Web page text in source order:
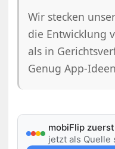
Wir stecken
die Entwicklung
als in
Genug App-
mobiFlip
jetzt als Quelle